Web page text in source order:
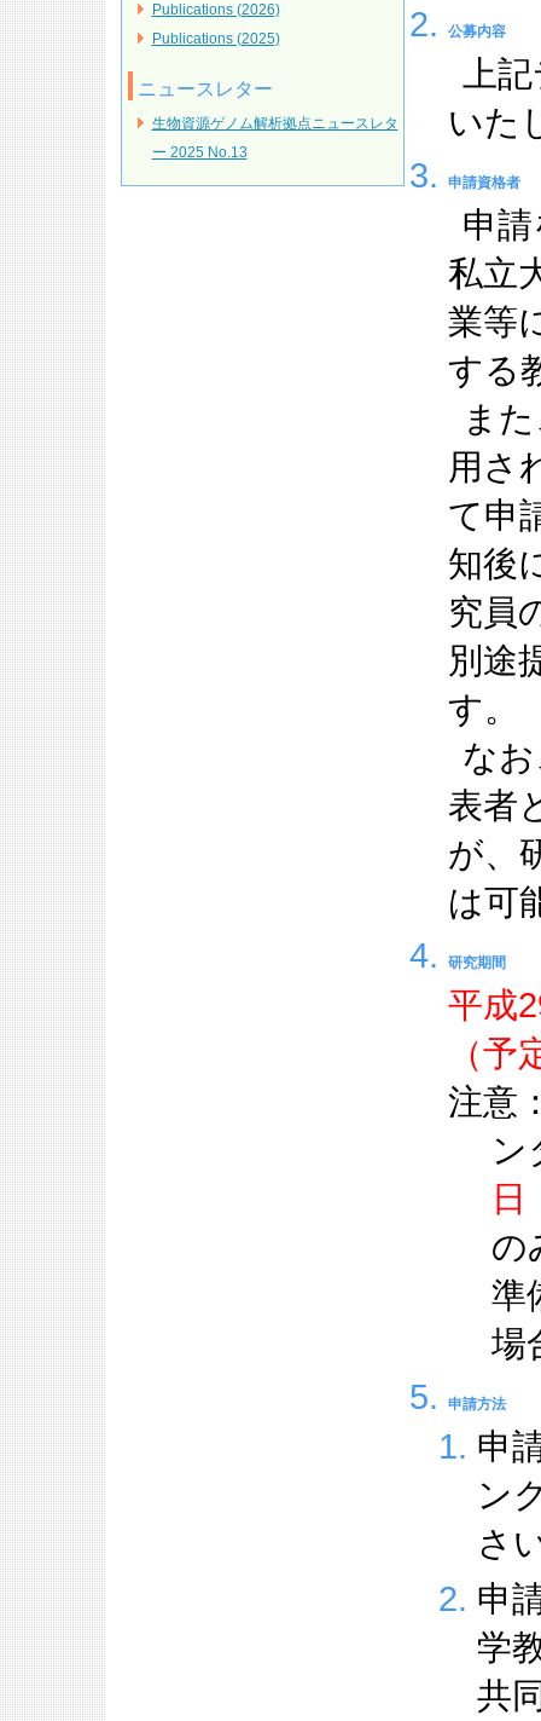
Publications (2026)
Publications (2025)
ニュースレター
生物資源ゲノム解析拠点ニュースレタ
ー 2025 No.13
公募内容
上
いた
申請資格者
申
私立
業等
する
ま
用さ
て申
知後
究員
別途
す。
な
表者
が、
は可
研究期間
平成
（予
注意
ン
日
の
準
場
申請方法
申
ン
さ
申
学
共